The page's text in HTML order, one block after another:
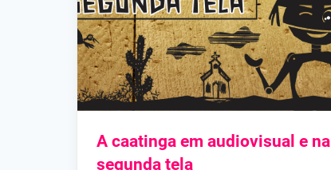
A caatinga em audiovisual e na
segunda tela